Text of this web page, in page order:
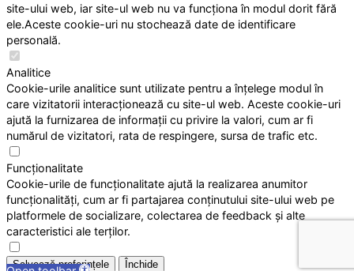
site-ului web, iar site-ul web nu va funcționa în modul dorit fără
ele.Aceste cookie-uri nu stochează date de identificare
personală.
Analitice
Cookie-urile analitice sunt utilizate pentru a înțelege modul în
care vizitatorii interacționează cu site-ul web. Aceste cookie-uri
ajută la furnizarea de informații cu privire la valori, cum ar fi
numărul de vizitatori, rata de respingere, sursa de trafic etc.
Funcționalitate
Cookie-urile de funcționalitate ajută la realizarea anumitor
funcționalități, cum ar fi partajarea conținutului site-ului web pe
platformele de socializare, colectarea de feedback și alte
caracteristici ale terților.
Salvează preferințele Închide